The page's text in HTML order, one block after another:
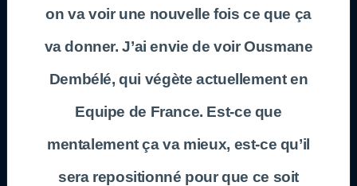
on va voir une nouvelle fois ce que ça
va donner. J’ai envie de voir Ousmane
Dembélé, qui végète actuellement en
Equipe de France. Est-ce que
mentalement ça va mieux, est-ce qu’il
sera repositionné pour que ce soit